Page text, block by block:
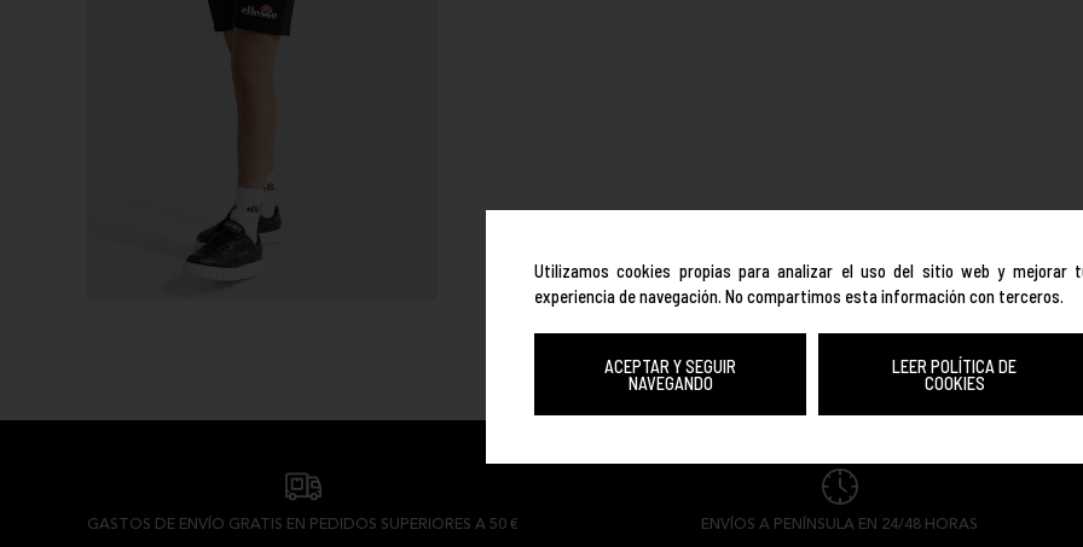
Utilizamos cookies propias para analizar el uso del sitio web y mejorar
experiencia de navegación. No compartimos esta información con terceros.
ACEPTAR Y SEGUIR
NAVEGANDO
LEER POLÍTICA DE
COOKIES
GASTOS DE ENVÍO GRATIS EN PEDIDOS SUPERIORES A 50 € ENVÍOS A PENÍNSULA EN 24/48 HORAS